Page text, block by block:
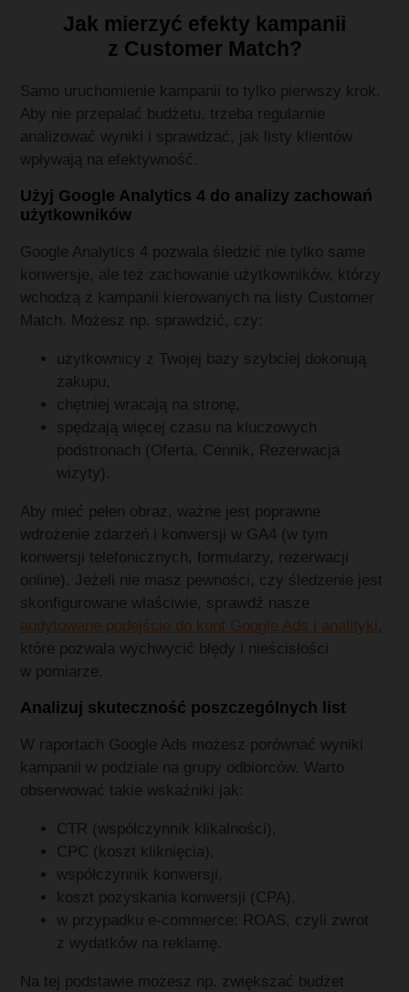
Jak mierzyć efekty kampanii
z Customer Match?
Samo uruchomienie kampanii to tylko pierwszy krok.
Aby nie przepalać budżetu, trzeba regularnie
analizować wyniki i sprawdzać, jak listy klientów
wpływają na efektywność.
Użyj Google Analytics 4 do analizy zachowań
użytkowników
Google Analytics 4 pozwala śledzić nie tylko same
konwersje, ale też zachowanie użytkowników, którzy
wchodzą z kampanii kierowanych na listy Customer
Match. Możesz np. sprawdzić, czy:
użytkownicy z Twojej bazy szybciej dokonują
zakupu,
chętniej wracają na stronę,
spędzają więcej czasu na kluczowych
podstronach (Oferta, Cennik, Rezerwacja
wizyty).
Aby mieć pełen obraz, ważne jest poprawne
wdrożenie zdarzeń i konwersji w GA4 (w tym
konwersji telefonicznych, formularzy, rezerwacji
online). Jeżeli nie masz pewności, czy śledzenie jest
skonfigurowane właściwie, sprawdź nasze
audytowane podejście do kont Google Ads i analityki ,
które pozwala wychwycić błędy i nieścisłości
w pomiarze.
Analizuj skuteczność poszczególnych list
W raportach Google Ads możesz porównać wyniki
kampanii w podziale na grupy odbiorców. Warto
obserwować takie wskaźniki jak:
CTR (współczynnik klikalności),
CPC (koszt kliknięcia),
współczynnik konwersji,
koszt pozyskania konwersji (CPA),
w przypadku e‑commerce: ROAS, czyli zwrot
z wydatków na reklamę.
Na tej podstawie możesz np. zwiększać budżet